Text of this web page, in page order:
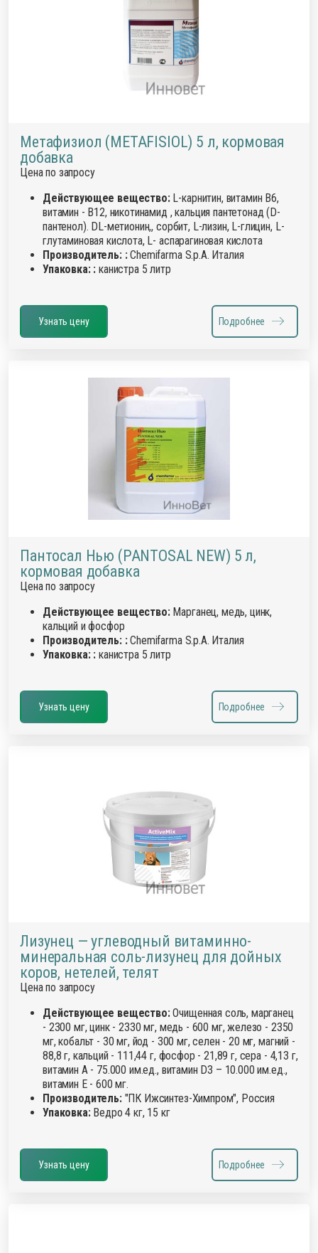
Метафизиол (METAFISIOL) 5 л, кормовая
добавка
Цена по запросу
Действующее вещество:L-карнитин, витамин В6,
витамин - В12, никотинамид , кальция пантетонад (D-
пантенол). DL-метионин,, сорбит, L-лизин, L-глицин, L-
глутаминовая кислота, L- аспарагиновая кислота
Производитель: :Chemifarma S.p.A. Италия
Упаковка: : канистра 5 литр
Узнать цену Подробнее
Пантосал Нью (PANTOSAL NEW) 5 л,
кормовая добавка
Цена по запросу
Действующее вещество:Марганец, медь, цинк,
кальций и фосфор
Производитель: :Chemifarma S.p.A. Италия
Упаковка: : канистра 5 литр
Узнать цену Подробнее
Лизунец — углеводный витаминно-
минеральная соль-лизунец для дойных
коров, нетелей, телят
Цена по запросу
Действующее вещество:Очищенная соль, марганец
- 2300 мг, цинк - 2330 мг, медь - 600 мг, железо - 2350
мг, кобальт - 30 мг, йод - 300 мг, селен - 20 мг, магний -
88,8 г, кальций - 111,44 г, фосфор - 21,89 г, сера - 4,13 г,
витамин А - 75.000 им.ед., витамин D3 – 10.000 им.ед.,
витамин Е - 600 мг.
Производитель:"ПК Ижсинтез-Химпром", Россия
Упаковка:Ведро 4 кг, 15 кг
Узнать цену Подробнее